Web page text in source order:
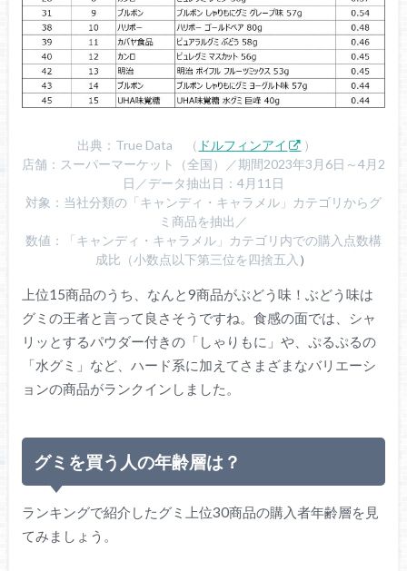
出典：True Data （ ドルフィンアイ
）
店舗：スーパーマーケット（全国）／期間2023年3月6日～4月2
日／データ抽出日：4月11日
対象：当社分類の「キャンディ・キャラメル」カテゴリからグ
ミ商品を抽出／
数値：「キャンディ・キャラメル」カテゴリ内での購入点数構
成比（小数点以下第三位を四捨五入 ）
上位15商品のうち、なんと9商品がぶどう味！ぶどう味は
グミの王者と言って良さそうですね。食感の面では、シャ
リッとするパウダー付きの「しゃりもに」や、ぷるぷるの
「水グミ」など、ハード系に加えてさまざまなバリエーシ
ョンの商品がランクインしました。
グミを買う人の年齢層は？
ランキングで紹介したグミ上位30商品の購入者年齢層を見
てみましょう。